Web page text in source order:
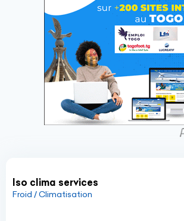
Iso clima services
Froid / Climatisation